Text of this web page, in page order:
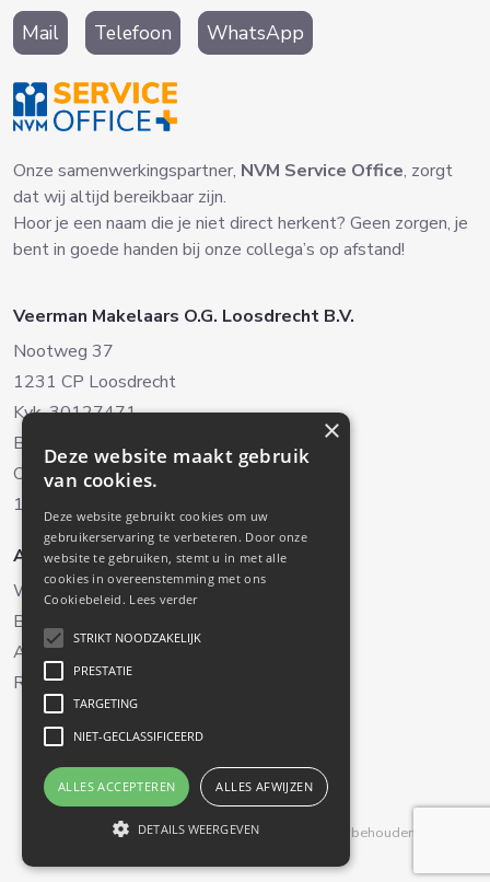
Mail Telefoon WhatsApp
Onze samenwerkingspartner, NVM Service Office, zorgt
dat wij altijd bereikbaar zijn.
Hoor je een naam die je niet direct herkent? Geen zorgen, je
bent in goede handen bij onze collega’s op afstand!
Veerman Makelaars O.G. Loosdrecht B.V.
Nootweg 37
1231 CP Loosdrecht
Kvk. 30127471
BTW. NL8038.22.042B.01
Oud-Loosdrechtsedijk 238
1231 NH Loosdrecht (Alleen op afspraak)
Aanbod
Woningaanbod
Bedrijfsaanbod
Aangekocht
Recreatiewoningen
Diensten
Verkoop
Powered byGoes & Roos.Alle rechten voorbehouden
×
Deze website maakt gebruik
van cookies.
Deze website gebruikt cookies om uw
gebruikerservaring te verbeteren. Door onze
website te gebruiken, stemt u in met alle
cookies in overeenstemming met ons
Cookiebeleid. Lees verder
STRIKT NOODZAKELIJK
PRESTATIE
TARGETING
NIET-GECLASSIFICEERD
ALLES ACCEPTEREN ALLES AFWIJZEN
DETAILS WEERGEVEN